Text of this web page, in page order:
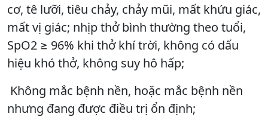
cơ, tê lưỡi, tiêu chảy, chảy mũi, mất khứu giác,
mất vị giác; nhịp thở bình thường theo tuổi,
SpO2 ≥ 96% khi thở khí trời, không có dấu
hiệu khó thở, không suy hô hấp;
Không mắc bệnh nền, hoặc mắc bệnh nền
nhưng đang được điều trị ổn định;